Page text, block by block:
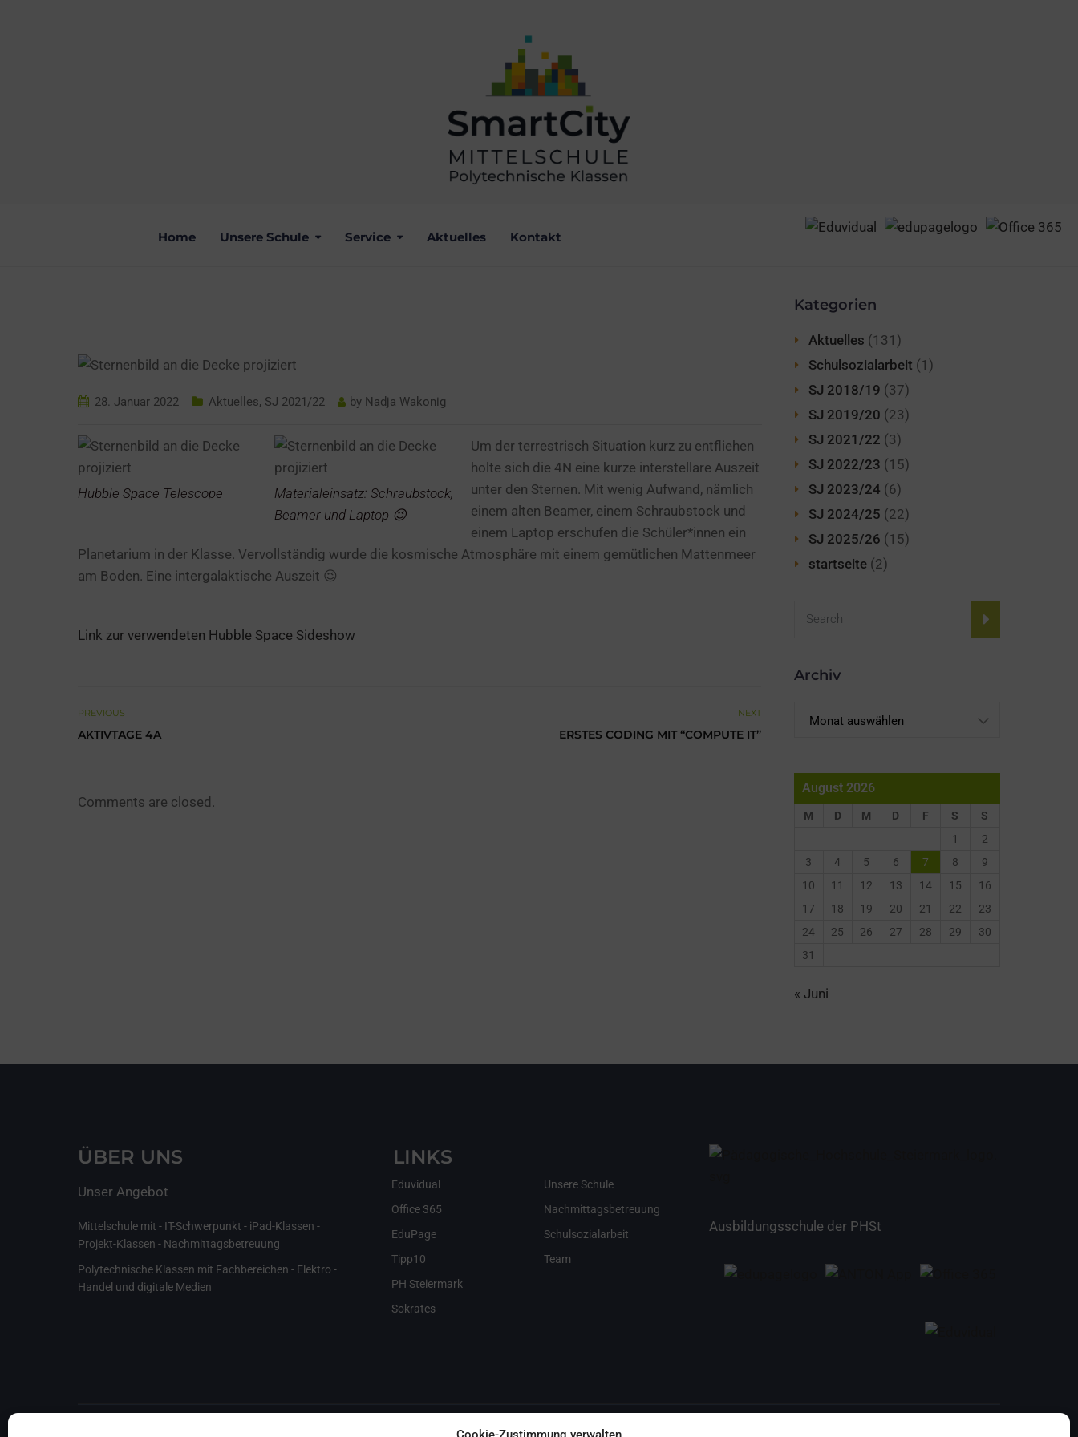
Home Unsere Schule Service Aktuelles Kontakt
28. Januar 2022 Aktuelles, SJ 2021/22 by Nadja Wakonig
Hubble Space Telescope
Materialeinsatz: Schraubstock,
Beamer und Laptop 😉
Um der terrestrisch Situation kurz zu entfliehen
holte sich die 4N eine kurze interstellare Auszeit
unter den Sternen. Mit wenig Aufwand, nämlich
einem alten Beamer, einem Schraubstock und
einem Laptop erschufen die Schüler*innen ein
Planetarium in der Klasse. Vervollständig wurde die kosmische Atmosphäre mit einem gemütlichen Mattenmeer
am Boden. Eine intergalaktische Auszeit 😉
Link zur verwendeten Hubble Space Sideshow
PREVIOUS
AKTIVTAGE 4A
NEXT
ERSTES CODING MIT “COMPUTE IT”
Comments are closed.
Kategorien
Aktuelles (131)
Schulsozialarbeit (1)
SJ 2018/19 (37)
SJ 2019/20 (23)
SJ 2021/22 (3)
SJ 2022/23 (15)
SJ 2023/24 (6)
SJ 2024/25 (22)
SJ 2025/26 (15)
startseite(2)
Archiv
August 2026
M D M D F S
S
1
2
3
4 5 6 7 8
9
10
11 12 13 14 15
16
17
18 19 20 21 22
23
24
25 26 27 28 29
30
31
« Juni
ÜBER UNS
Unser Angebot
Mittelschule mit - IT-Schwerpunkt - iPad-Klassen -
Projekt-Klassen - Nachmittagsbetreuung
Polytechnische Klassen mit Fachbereichen - Elektro -
Handel und digitale Medien
LINKS
Eduvidual
Office 365
EduPage
Tipp10
PH Steiermark
Sokrates
Unsere Schule
Nachmittagsbetreuung
Schulsozialarbeit
Team
Ausbildungsschule der PHSt